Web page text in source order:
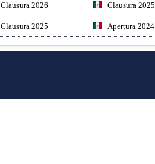
Clausura 2026 Clausura 2025
Clausura 2025 Apertura 2024